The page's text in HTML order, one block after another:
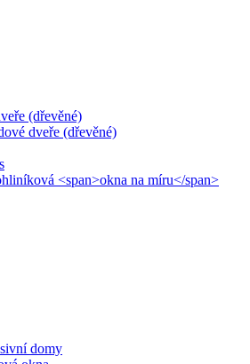
(dřevěné)
dveře (dřevěné)
domy